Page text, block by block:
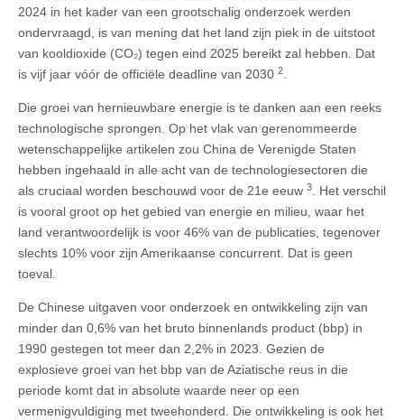
2024 in het kader van een grootschalig onderzoek werden
ondervraagd, is van mening dat het land zijn piek in de uitstoot
van kooldioxide (CO₂) tegen eind 2025 bereikt zal hebben. Dat
is vijf jaar vóór de officiële deadline van 2030 2
Die groei van hernieuwbare energie is te danken aan een reeks
technologische sprongen. Op het vlak van gerenommeerde
wetenschappelijke artikelen zou China de Verenigde Staten
hebben ingehaald in alle acht van de technologiesectoren die
als cruciaal worden beschouwd voor de 21e eeuw 3
. Het verschil
is vooral groot op het gebied van energie en milieu, waar het
land verantwoordelijk is voor 46% van de publicaties, tegenover
slechts 10% voor zijn Amerikaanse concurrent. Dat is geen
toeval.
De Chinese uitgaven voor onderzoek en ontwikkeling zijn van
minder dan 0,6% van het bruto binnenlands product (bbp) in
1990 gestegen tot meer dan 2,2% in 2023. Gezien de
explosieve groei van het bbp van de Aziatische reus in die
periode komt dat in absolute waarde neer op een
vermenigvuldiging met tweehonderd. Die ontwikkeling is ook het